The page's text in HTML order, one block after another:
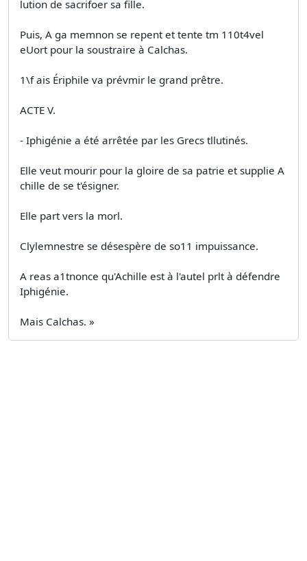
lution de sacrifoer sa fille.
Puis, A ga memnon se repent et tente tm 110t4vel
eUort pour la soustraire à Calchas.
1\f ais Ériphile va prévmir le grand prêtre.
ACTE V.
- Iphigénie a été arrêtée par les Grecs tllutinés.
Elle veut mourir pour la gloire de sa patrie et supplie A
chille de se t'ésigner.
Elle part vers la morl.
Clylemnestre se désespère de so11 impuissance.
A reas a1tnonce qu'Achille est à l'autel prlt à défendre
Iphigénie.
Mais Calchas. »